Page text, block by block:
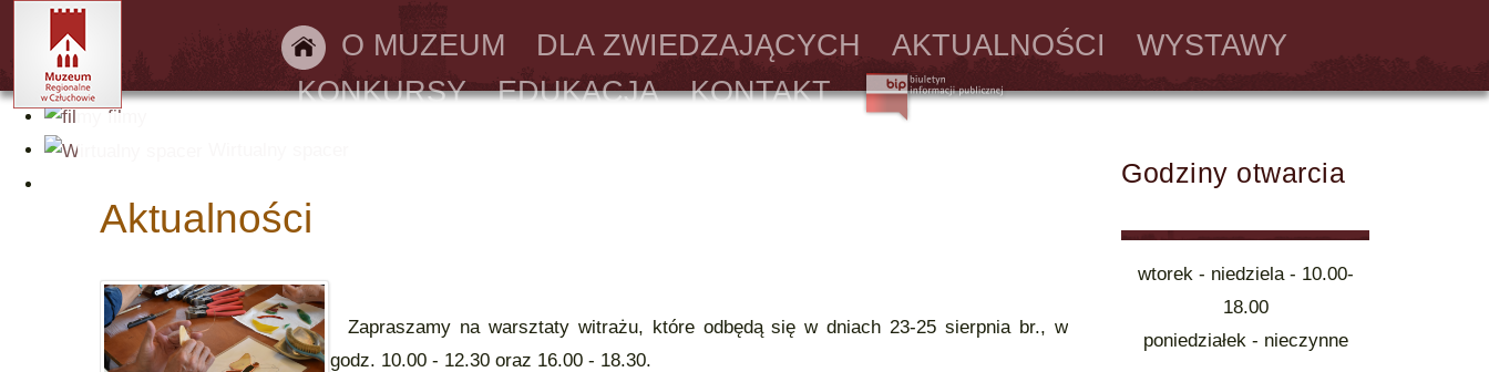
O MUZEUM DLA ZWIEDZAJĄCYCH AKTUALNOŚCI
WYSTAWY
KONKURSY
EDUKACJA KONTAKT
Godziny otwarcia
wtorek - niedziela - 10.00-
18.00
poniedziałek - nieczynne
Aktualności
Zapraszamy na warsztaty witrażu, które odbędą się w dniach 23-25 sierpnia br., w
godz. 10.00 - 12.30 oraz 16.00 - 18.30.
filmy